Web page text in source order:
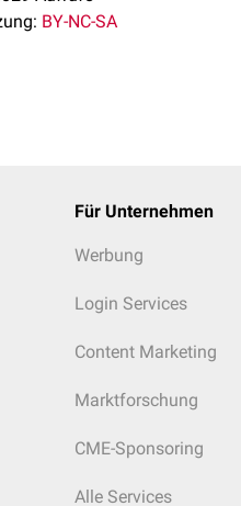
BY-NC-SA
Für Unternehmen
Werbung
Login Services
Content Marketing
Marktforschung
CME-Sponsoring
Alle Services